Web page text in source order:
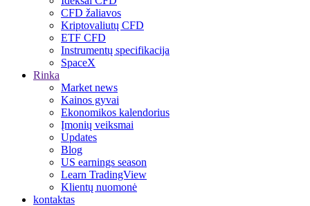
CFD žaliavos
Kriptovaliutų CFD
ETF CFD
Instrumentų specifikacija
SpaceX
Rinka
Market news
Kainos gyvai
Ekonomikos kalendorius
Įmonių veiksmai
Updates
Blog
US earnings season
Learn TradingView
Klientų nuomonė
kontaktas